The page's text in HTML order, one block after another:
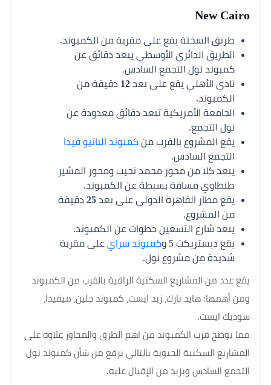
New Cairo
طريق السخنة يقع على مقربة من الكمبوند.
الطريق الدائري الأوسطي يبعد دقائق عن
كمبوند نول التجمع السادس.
نادي الأهلي يقع على بعد 12 دقيقة من
الكمبوند.
الجامعة الأمريكية تبعد دقائق معدودة عن
نول التجمع.
يقع المشروع بالقرب من كمبوند الباتيو فيدا
التجمع السادس.
يبعد كلا من محور محمد نجيب ومحور المشير
طنطاوي مسافة بسيطة عن الكمبوند.
يقع مطار القاهرة الدولي على بعد 25 دقيقة
من المشروع.
يبعد شارع التسعين خطوات عن الكمبوند.
يقع ديستريكت 5 و
كمبوند سراي على مقربة
شديدة من مشروع نول.
يقع عدد من المشاريع السكنية الراقية بالقرب من الكمبوند
ومن أهمها؛ هايد بارك، زيد ايست، كمبوند جلين، ميفيدا،
سوديك ايست.
مما يوضح قرب الكمبوند من اهم الطرق والمحاور علاوة على
المشاريع السكنية الحيوية بالتالي يرفع من شأن كمبوند نول
التجمع السادس ويزيد من الإقبال عليه.